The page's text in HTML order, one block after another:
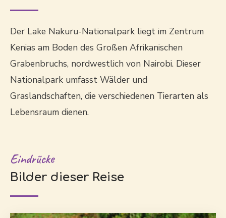
Der Lake Nakuru-Nationalpark liegt im Zentrum
Kenias am Boden des Großen Afrikanischen
Grabenbruchs, nordwestlich von Nairobi. Dieser
Nationalpark umfasst Wälder und
Graslandschaften, die verschiedenen Tierarten als
Lebensraum dienen.
Eindrücke
Bilder dieser Reise